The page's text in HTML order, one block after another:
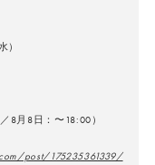
）
8月8日：〜18:00）
post/175235361339/